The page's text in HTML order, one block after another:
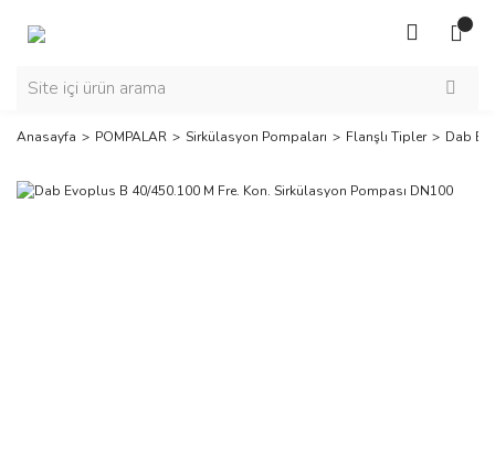
Anasayfa POMPALAR Sirkülasyon Pompaları Flanşlı Tipler Dab